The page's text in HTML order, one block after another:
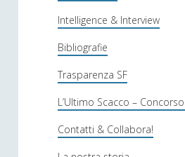
i
l
o
s
o
Intelligence & Interview
Bibliografie
Trasparenza SF
L’Ultimo Scacco –
Contatti & Collabora!